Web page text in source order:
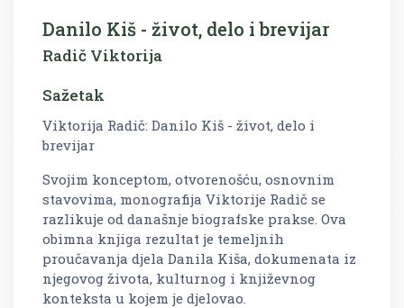
Danilo Kiš - život, delo i brevijar
Radič Viktorija
Sažetak
Viktorija Radič: Danilo Kiš - život, delo i
brevijar
Svojim konceptom, otvorenošću, osnovnim
stavovima, monografija Viktorije Radič se
razlikuje od današnje biografske prakse. Ova
obimna knjiga rezultat je temeljnih
proučavanja djela Danila Kiša, dokumenata iz
njegovog života, kulturnog i književnog
konteksta u kojem je djelovao.